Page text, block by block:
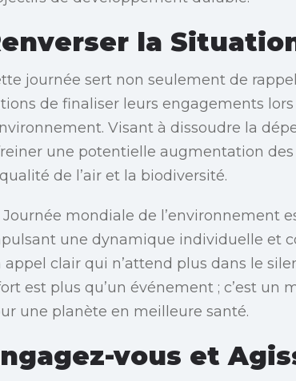
la
journée sert non seulement de
de finaliser leurs engagements
Visant à dissoudre la
une potentielle augmentation
de l’air et la biodiversité.
Journée mondiale de l’environnement
une dynamique individuelle et
appel clair qui n’attend plus dans le
est plus qu’un événement ; c’est un
une planète en meilleure santé.
vous et